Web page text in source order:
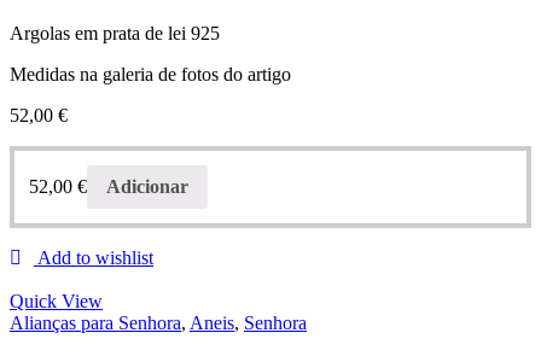
Argolas em prata de lei 925
Medidas na galeria de fotos do artigo
52,00 €
52,00 € Adicionar
Add to wishlist
Quick View
Alianças para Senhora, Aneis, Senhora